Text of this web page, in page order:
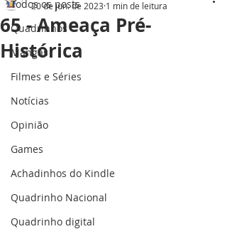
Todos os posts
Quadrinhos
Mangás
Filmes e Séries
Notícias
Opinião
Games
Achadinhos do Kindle
Quadrinho Nacional
Quadrinho digital
65 - Ameaça Pré-
Histórica
20 de jun. de 2023 1 min de leitura